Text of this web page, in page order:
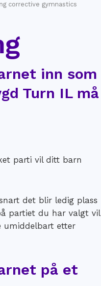
corrective gymnastics
inn som
Turn IL må
parti vil ditt barn
det blir ledig plass
partiet du har valgt vil
umiddelbart etter
på et